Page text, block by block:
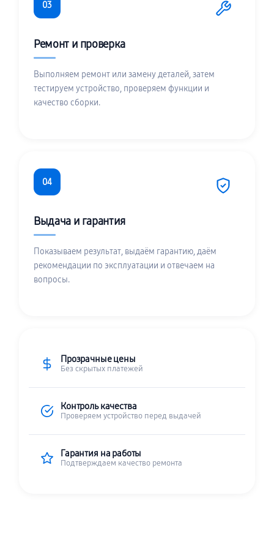
03
Ремонт и проверка
Выполняем ремонт или замену деталей, затем
тестируем устройство, проверяем функции и
качество сборки.
04
Выдача и гарантия
Показываем результат, выдаём гарантию, даём
рекомендации по эксплуатации и отвечаем на
вопросы.
Прозрачные цены
Без скрытых платежей
Контроль качества
Проверяем устройство перед выдачей
Гарантия на работы
Подтверждаем качество ремонта